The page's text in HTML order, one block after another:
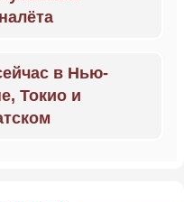
в Нью-
Токио и